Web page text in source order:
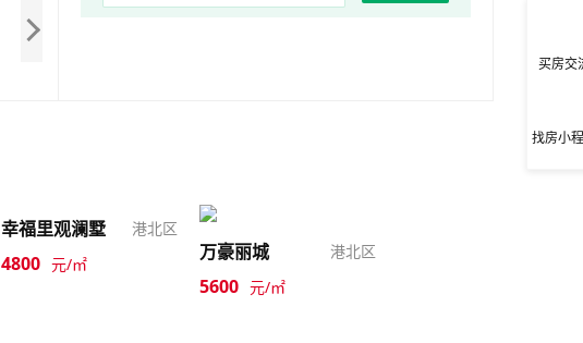
幸福里观澜墅 港北区
4800 元/㎡
万豪丽城 港北区
5600 元/㎡
买房交
找房小